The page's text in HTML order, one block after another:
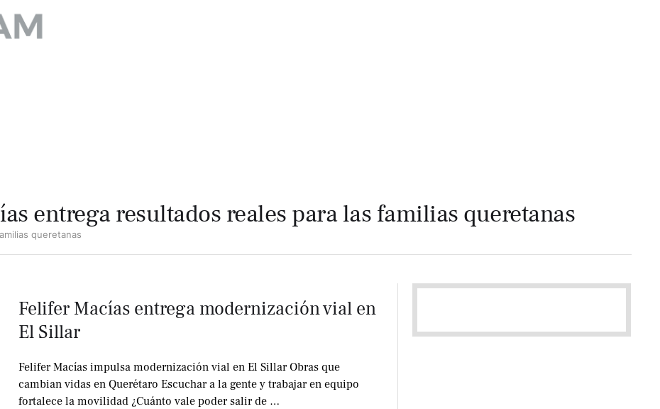
entrega resultados reales para las familias queretanas
queretanas
Felifer Macías entrega modernización vial en
El Sillar
Felifer Macías impulsa modernización vial en El Sillar Obras que
cambian vidas en Querétaro Escuchar a la gente y trabajar en equipo
fortalece la movilidad ¿Cuánto vale poder salir de …